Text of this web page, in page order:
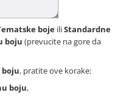
boje iliStandardne
boju (prevucite na gore da
boju, pratite ove korake:
boju,